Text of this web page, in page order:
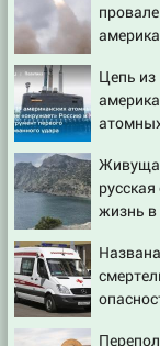
провале
России
Цепь из
Китай:
первого
жизнь в